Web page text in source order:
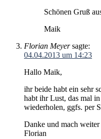
Schönen Gruß
Maik
Florian Meyer sagte:
04.04.2013 um 14:23
Hallo Maik,
ihr beide habt ein sehr
habt ihr Lust, das mal
wiederholen, ggfs. per
Danke und mach weiter
Florian